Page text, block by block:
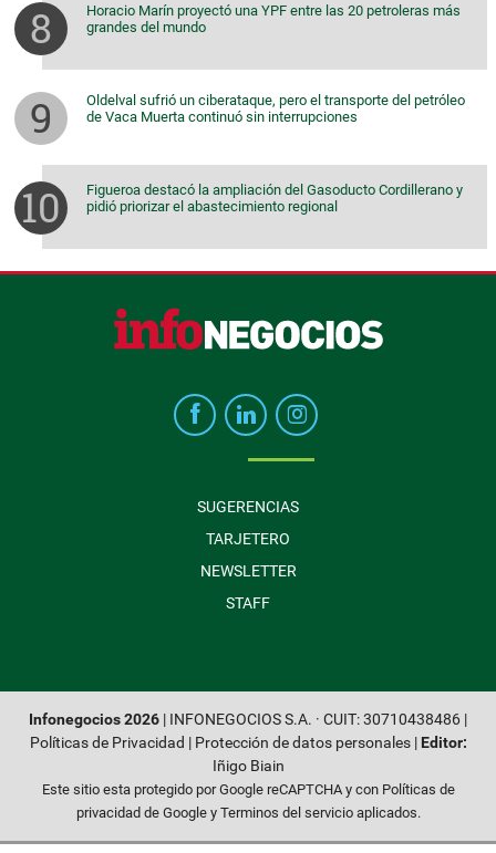
Horacio Marín proyectó una YPF entre las 20 petroleras más
grandes del mundo
Oldelval sufrió un ciberataque, pero el transporte del petróleo
de Vaca Muerta continuó sin interrupciones
Figueroa destacó la ampliación del Gasoducto Cordillerano y
pidió priorizar el abastecimiento regional
SUGERENCIAS
TARJETERO
NEWSLETTER
STAFF
Infonegocios 2026 | INFONEGOCIOS S.A. · CUIT: 30710438486 |
Políticas de Privacidad | Protección de datos personales| Editor:
Iñigo Biain
Este sitio esta protegido por Google reCAPTCHA y con Políticas de
privacidad de Googley Terminos del servicioaplicados.